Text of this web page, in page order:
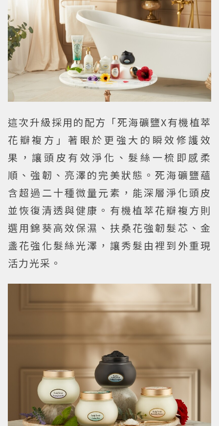
這次升級採用的配方「死海礦鹽X有機植萃
花瓣複方」著眼於更強大的瞬效修護效
果，讓頭皮有效淨化、髮絲一梳即感柔
順、強韌、亮澤的完美狀態。死海礦鹽蘊
含超過二十種微量元素，能深層淨化頭皮
並恢復清透與健康。有機植萃花瓣複方則
選用錦葵高效保濕、扶桑花強韌髮芯、金
盞花強化髮絲光澤，讓秀髮由裡到外重現
活力光采。